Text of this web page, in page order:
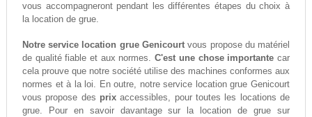
vous accompagneront pendant les différentes étapes du choix à
la location de grue.
Notre service location grue Genicourt vous propose du matériel
de qualité fiable et aux normes.C'est une chose importante car
cela prouve que notre société utilise des machines conformes aux
normes et à la loi. En outre, notre service location grue Genicourt
vous propose des prixaccessibles, pour toutes les locations de
grue. Pour en savoir davantage sur la location de grue sur